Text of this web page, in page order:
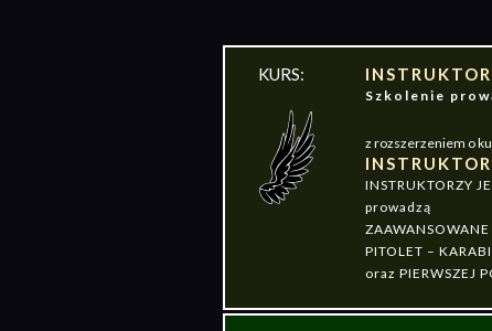
KURS:
Szkolenie
z rozszerzeniem o
INSTRUKTORZY
prowadzą
PITOLET –
oraz PIERWSZEJ